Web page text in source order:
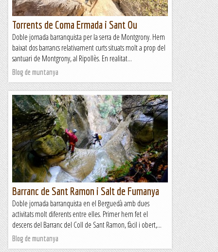
Torrents de Coma Ermada i Sant Ou
Doble jornada barranquista per la serra de Montgrony. Hem
baixat dos barrancs relativament curts situats molt a prop del
santuari de Montgrony, al Ripollès. En realitat...
Blog de muntanya
Barranc de Sant Ramon i Salt de Fumanya
Doble jornada barranquista en el Berguedà amb dues
activitats molt diferents entre elles. Primer hem fet el
descens del Barranc del Coll de Sant Ramon, fàcil i obert,...
Blog de muntanya